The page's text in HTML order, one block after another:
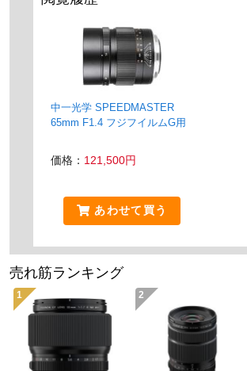
中一光学 SPEEDMASTER
65mm F1.4 フジフイルムG用
価格： 121,500円
あわせて買う
売れ筋ランキング
1 2